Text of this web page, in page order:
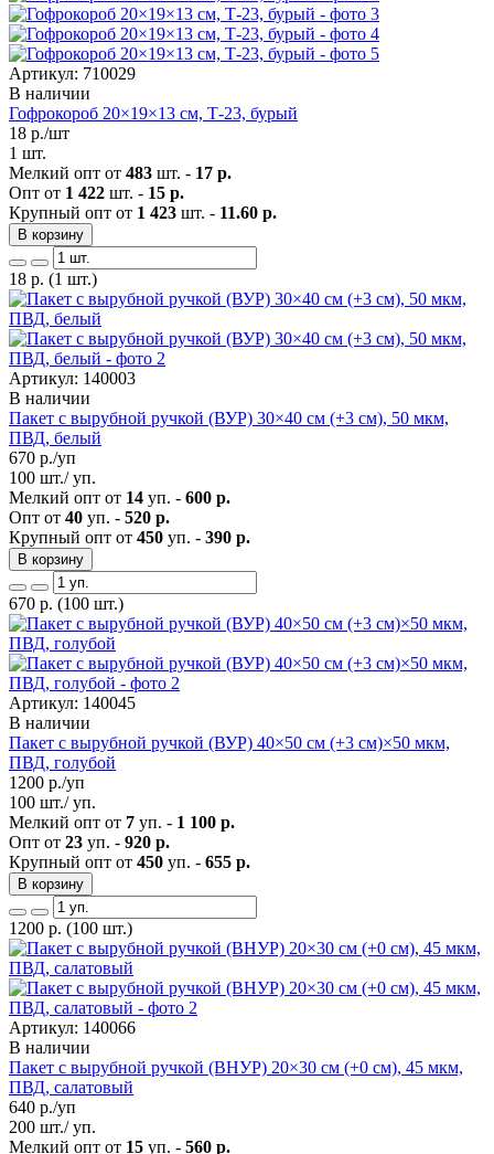
Артикул: 710029
В наличии
Гофрокороб 20×19×13 см, Т-23, бурый
18 р./шт
1 шт.
Мелкий опт от 483 шт. - 17 р.
Опт от 1 422 шт. - 15 р.
Крупный опт от 1 423 шт. - 11.60 р.
В корзину
18 р. (1 шт.)
Артикул: 140003
В наличии
Пакет с вырубной ручкой (ВУР) 30×40 см (+3 см), 50 мкм,
ПВД, белый
670 р./уп
100 шт./ уп.
Мелкий опт от 14 уп. - 600 р.
Опт от 40 уп. - 520 р.
Крупный опт от 450 уп. - 390 р.
В корзину
670 р. (100 шт.)
Артикул: 140045
В наличии
Пакет с вырубной ручкой (ВУР) 40×50 см (+3 см)×50 мкм,
ПВД, голубой
1200 р./уп
100 шт./ уп.
Мелкий опт от 7 уп. - 1 100 р.
Опт от 23 уп. - 920 р.
Крупный опт от 450 уп. - 655 р.
В корзину
1200 р. (100 шт.)
Артикул: 140066
В наличии
Пакет с вырубной ручкой (ВНУР) 20×30 см (+0 см), 45 мкм,
ПВД, салатовый
640 р./уп
200 шт./ уп.
Мелкий опт от 15 уп. - 560 р.